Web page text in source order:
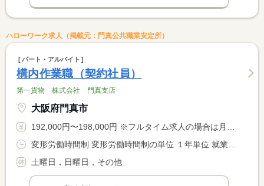
ハローワーク求人（掲載元：門真公共職業安定所）
パート・アルバイト
構内作業職（契約社員）
第一貨物 株式会社 門真支店
大阪府門真市
192,000円〜198,000円 ※フルタイム求人の場合は月額（換算額）、パート求人の場合は時間額を表示しています。
変形労働時間制 変形労働時間制の単位 １年単位 就業時間１ 13時00分〜22時00分 又は 14時00分〜23時00分の時間の間の8時間程度
土曜日，日曜日，その他